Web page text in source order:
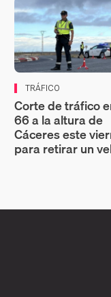
TRÁFICO
Corte de tráfico
66 a la altura de
Cáceres este
para retirar un